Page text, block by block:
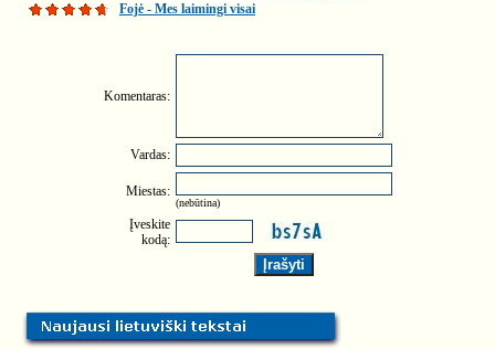
Fojė - Mes laimingi visai
Komentaras:
Vardas:
Miestas:
(nebūtina)
Įveskite
kodą: